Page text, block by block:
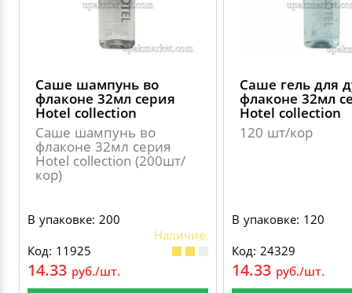
Саше шампунь во
флаконе 32мл серия
Hotel collection
Саше шампунь во
флаконе 32мл серия
Hotel collection (200шт/
кор)
В упаковке: 200
Наличие:
Код: 11925
14.33 руб./шт.
Саше гель для
флаконе 32мл
Hotel сollection
120 шт/кор
В упаковке: 120
Код: 24329
14.33 руб./шт.